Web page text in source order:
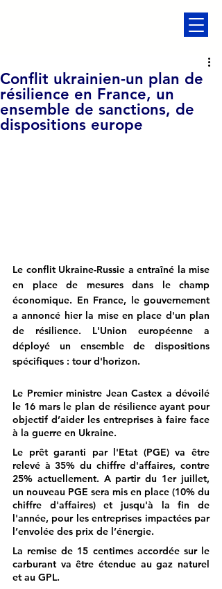
Conflit ukrainien-un plan de
résilience en France, un
ensemble de sanctions, de
dispositions europe
Le conflit Ukraine-Russie a entraîné la mise
en place de mesures dans le champ
économique. En France, le gouvernement
a annoncé hier la mise en place d'un plan
de résilience. L'Union européenne a
déployé un ensemble de dispositions
spécifiques : tour d'horizon.
Le Premier ministre Jean Castex a dévoilé
le 16 mars le plan de résilience ayant pour
objectif d’aider les entreprises à faire face
à la guerre en Ukraine.
Le prêt garanti par l'Etat (PGE) va être
relevé à 35% du chiffre d'affaires, contre
25% actuellement. A partir du 1er juillet,
un nouveau PGE sera mis en place (10% du
chiffre d'affaires) et jusqu'à la fin de
l'année, pour les entreprises impactées par
l’envolée des prix de l’énergie.
carburant va être étendue au gaz naturel
et au GPL.